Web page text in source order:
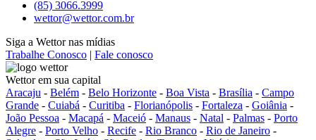
(85) 3066.3999
wettor@wettor.com.br
Siga a Wettor nas mídias
Trabalhe Conosco | Fale conosco
Wettor em sua capital
Aracaju - Belém - Belo Horizonte - Boa Vista - Brasília - Campo
Grande - Cuiabá - Curitiba - Florianópolis - Fortaleza - Goiânia -
João Pessoa - Macapá - Maceió - Manaus - Natal - Palmas - Porto
Alegre - Porto Velho - Recife - Rio Branco - Rio de Janeiro -